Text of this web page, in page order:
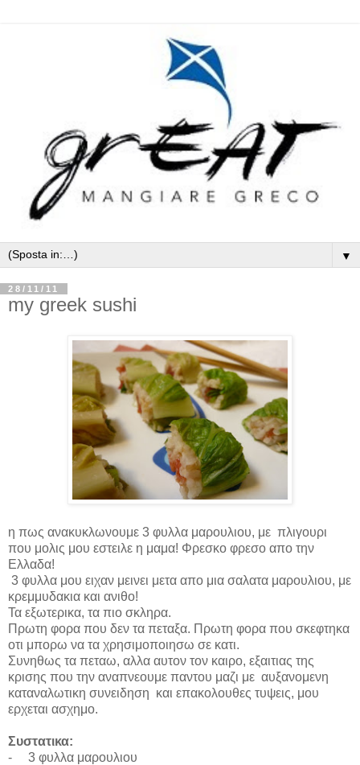
▼
28/11/11
my greek sushi
η πως ανακυκλωνουμε 3 φυλλα μαρουλιου, με πλιγουρι
που μολις μου εστειλε η μαμα! Φρεσκο φρεσο απο την
Ελλαδα!
3 φυλλα μου ειχαν μεινει μετα απο μια σαλατα μαρουλιου, με
κρεμμυδακια και ανιθο!
Τα εξωτερικα, τα πιο σκληρα.
Πρωτη φορα που δεν τα πεταξα. Πρωτη φορα που σκεφτηκα
οτι μπορω να τα χρησιμοποιησω σε κατι.
Συνηθως τα πεταω, αλλα αυτον τον καιρο, εξαιτιας της
κρισης που την αναπνεουμε παντου μαζι με αυξανομενη
καταναλωτικη συνειδηση και επακολουθες τυψεις, μου
ερχεται ασχημο.
Συστατικα:
-
3 φυλλα μαρουλιου